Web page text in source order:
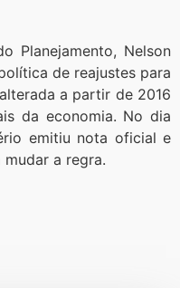
Planejamento, Nelson
de reajustes para
a partir de 2016
da economia. No dia
emitiu nota oficial e
a regra.